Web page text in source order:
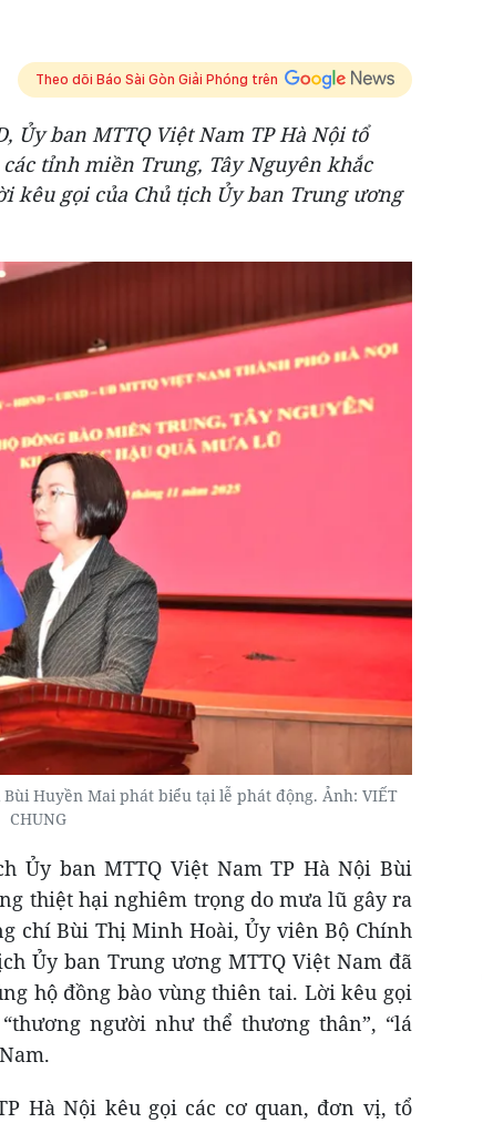
Theo dõi Báo Sài Gòn Giải Phóng trên
Ủy ban MTTQ Việt Nam TP Hà Nội tổ
tỉnh miền Trung, Tây Nguyên khắc
kêu gọi của Chủ tịch Ủy ban Trung ương
Huyền Mai phát biểu tại lễ phát động. Ảnh: VIẾT
CHUNG
Ủy ban MTTQ Việt Nam TP Hà Nội Bùi
thiệt hại nghiêm trọng do mưa lũ gây ra
chí Bùi Thị Minh Hoài, Ủy viên Bộ Chính
Ủy ban Trung ương MTTQ Việt Nam đã
hộ đồng bào vùng thiên tai. Lời kêu gọi
người như thể thương thân”, “lá
Hà Nội kêu gọi các cơ quan, đơn vị, tổ